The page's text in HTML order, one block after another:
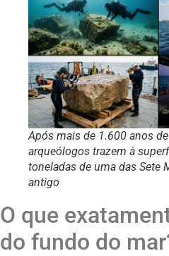
Após mais de 1.600 anos
arqueólogos trazem à
toneladas de uma das Sete
antigo
O que
do fundo do